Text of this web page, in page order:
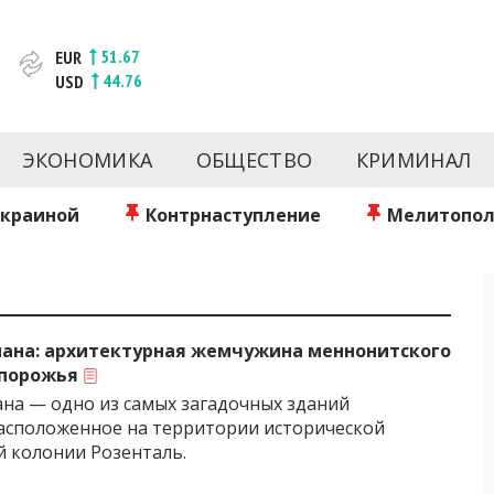
и сайт новостей города Запорожья. Каждый
области за день. Информация и персоны Запорожья.
о событиях города Запорожья и области.
EUR
51.67
USD
44.76
ЭКОНОМИКА ОБЩЕСТВО КРИМИНАЛ
Контрнаступление
архитектурная жемчужина меннонитского
— одно из самых загадочных зданий
на территории исторической
колонии Розенталь.